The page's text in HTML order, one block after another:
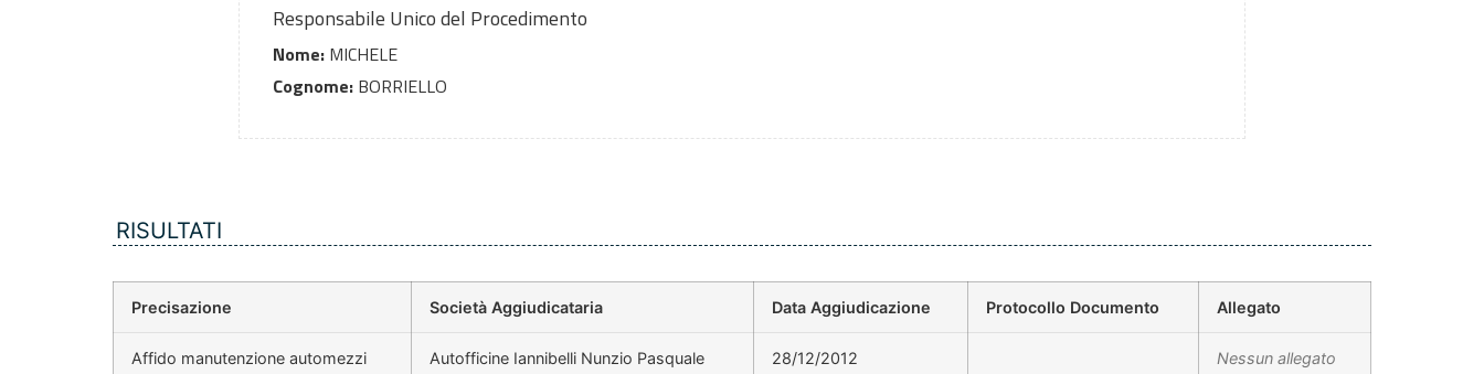
Responsabile Unico del Procedimento
Nome: MICHELE
Cognome: BORRIELLO
RISULTATI
Precisazione Società Aggiudicataria Data Aggiudicazione Protocollo Documento Allegato
Affido manutenzione automezzi Autofficine Iannibelli Nunzio Pasquale 28/12/2012 Nessun allegato